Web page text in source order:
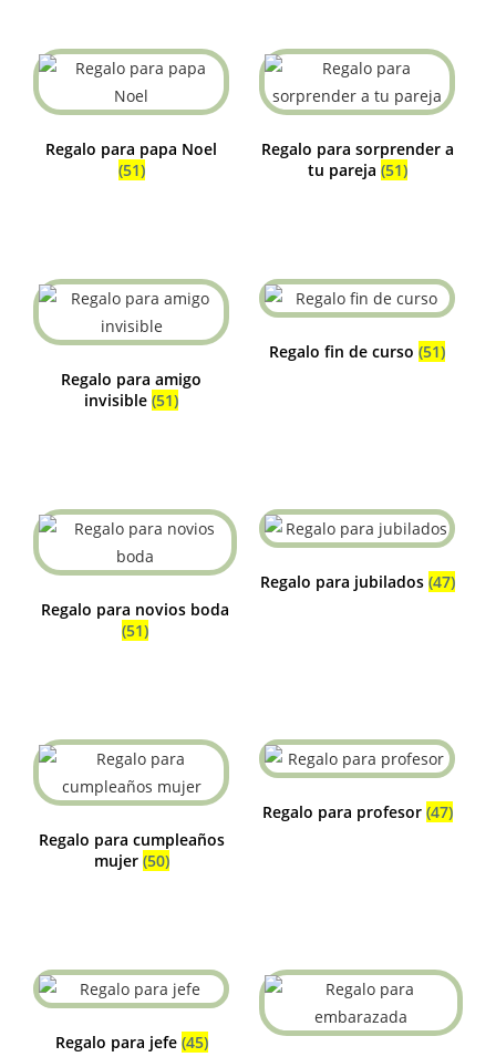
Regalo para papa Noel
(51)
Regalo para sorprender a
tu pareja (51)
Regalo para amigo
invisible (51)
Regalo fin de curso (51)
Regalo para novios boda
(51)
Regalo para jubilados (47)
Regalo para cumpleaños
mujer (50)
Regalo para profesor (47)
Regalo para jefe (45)